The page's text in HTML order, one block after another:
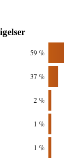
59 %
37 %
2 %
1 %
1 %